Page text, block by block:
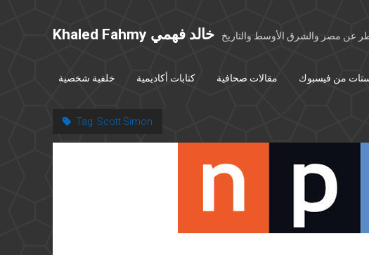
Khaled Fahmy خالد فهمي عن مصر والشرق الأوسط والتاريخ
خلفية شخصية كتابات أكاديمية مقالات صحافية من فيسبوك
Tag: Scott Simon